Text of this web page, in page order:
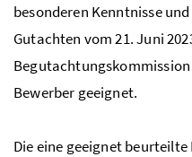
besonderen Kenntnisse
Gutachten vom 21. Juni
Bewerber geeignet.
Die eine geeignet